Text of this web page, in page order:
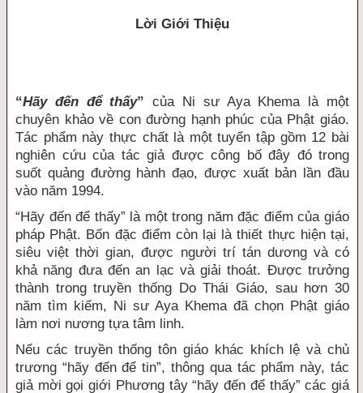
Lời Giới Thiệu
“Hãy đến để thấy” của Ni sư Aya Khema là một
chuyên khảo về con đường hạnh phúc của Phật giáo.
Tác phẩm này thực chất là một tuyển tập gồm 12 bài
nghiên cứu của tác giả được công bố đây đó trong
suốt quảng đường hành đạo, được xuất bản lần đầu
vào năm 1994.
“Hãy đến để thấy” là một trong năm đặc điểm của giáo
pháp Phật. Bốn đặc điểm còn lại là thiết thực hiện tại,
siêu việt thời gian, được người trí tán dương và có
khả năng đưa đến an lạc và giải thoát. Được trưởng
thành trong truyền thống Do Thái Giáo, sau hơn 30
năm tìm kiếm, Ni sư Aya Khema đã chọn Phật giáo
làm nơi nương tựa tâm linh.
Nếu các truyền thống tôn giáo khác khích lệ và chủ
trương “hãy đến để tin”, thông qua tác phẩm này, tác
giả mời gọi giới Phương tây “hãy đến để thấy” các giá